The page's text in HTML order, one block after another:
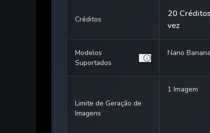
Créditos
20
vez
Modelos
Suportados
Nano
Limite de Geração de
Imagens
1 Imagem